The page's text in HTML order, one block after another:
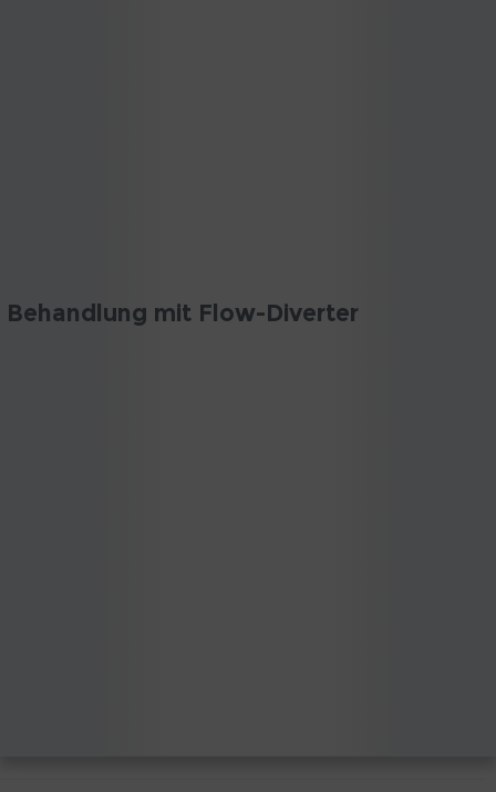
Behandlung mit Flow-Diverter